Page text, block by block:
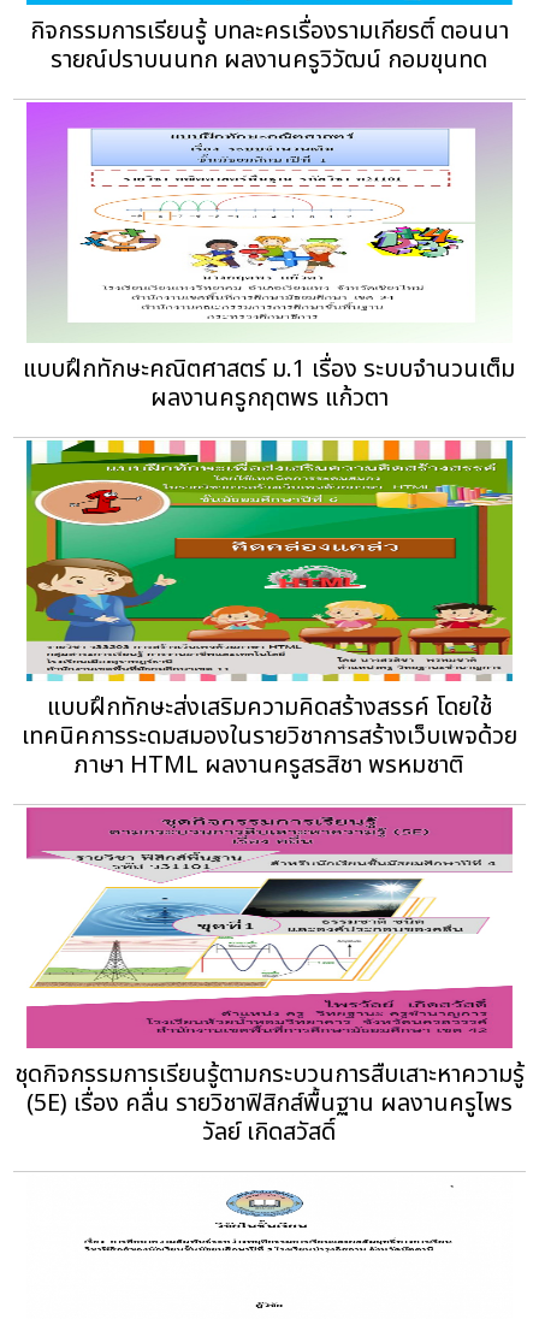
กิจกรรมการเรียนรู้ บทละครเรื่องรามเกียรติ์ ตอนนา
รายณ์ปราบนนทก ผลงานครูวิวัฒน์ กอมขุนทด
แบบฝึกทักษะคณิตศาสตร์ ม.1 เรื่อง ระบบจำนวนเต็ม
ผลงานครูกฤตพร แก้วตา
แบบฝึกทักษะส่งเสริมความคิดสร้างสรรค์ โดยใช้
เทคนิคการระดมสมองในรายวิชาการสร้างเว็บเพจด้วย
ภาษา HTML ผลงานครูสรสิชา พรหมชาติ
ชุดกิจกรรมการเรียนรู้ตามกระบวนการสืบเสาะหาความรู้
(5E) เรื่อง คลื่น รายวิชาฟิสิกส์พื้นฐาน ผลงานครูไพร
วัลย์ เกิดสวัสดิ์